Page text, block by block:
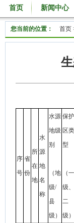
首页 新闻中心
您当前的位置： 首页
序
号
省
份
所
在
地
水
源
地
名
称
水源
地级
别
（地
级/
县
级）
保护
区类
型
（一
级、
二
级）